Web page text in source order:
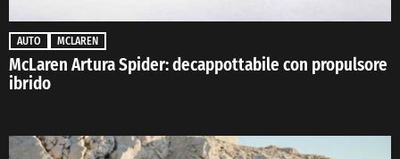
AUTO MCLAREN
McLaren Artura Spider: decappottabile con propulsore
ibrido